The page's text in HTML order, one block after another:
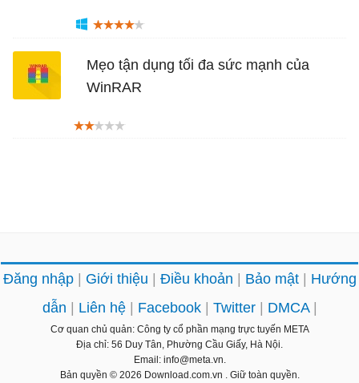
Mẹo tận dụng tối đa sức mạnh của
WinRAR
Đăng nhập Giới thiệu Điều khoản Bảo mật
Hướng
dẫn
Liên hệ Facebook Twitter DMCA
Cơ quan chủ quản: Công ty cổ phần mạng trực tuyến META
Địa chỉ: 56 Duy Tân, Phường Cầu Giấy, Hà Nội.
Email: info@meta.vn.
Bản quyền © 2026 Download.com.vn . Giữ toàn quyền.